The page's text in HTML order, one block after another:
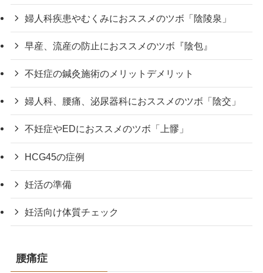
婦人科疾患やむくみにおススメのツボ「陰陵泉」
早産、流産の防止におススメのツボ『陰包』
不妊症の鍼灸施術のメリットデメリット
婦人科、腰痛、泌尿器科におススメのツボ「陰交」
不妊症やEDにおススメのツボ「上髎」
HCG45の症例
妊活の準備
妊活向け体質チェック
腰痛症